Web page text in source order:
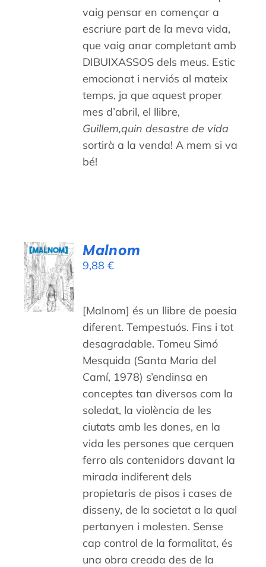
vaig pensar en començar a
escriure part de la meva vida,
que vaig anar completant amb
DIBUIXASSOS dels meus. Estic
emocionat i nerviós al mateix
temps, ja que aquest proper
mes d’abril, el llibre,
Guillem,quin desastre de vida
sortirà a la venda! A mem si va
bé!
AFEGEIX
A LA
CISTELLA
/
DETALLS
Malnom
9,88€
[Malnom] és un llibre de poesia
diferent. Tempestuós. Fins i tot
desagradable. Tomeu Simó
Mesquida (Santa Maria del
Camí, 1978) s’endinsa en
conceptes tan diversos com la
soledat, la violència de les
ciutats amb les dones, en la
vida les persones que cerquen
ferro als contenidors davant la
mirada indiferent dels
propietaris de pisos i cases de
disseny, de la societat a la qual
pertanyen i molesten. Sense
cap control de la formalitat, és
una obra creada des de la